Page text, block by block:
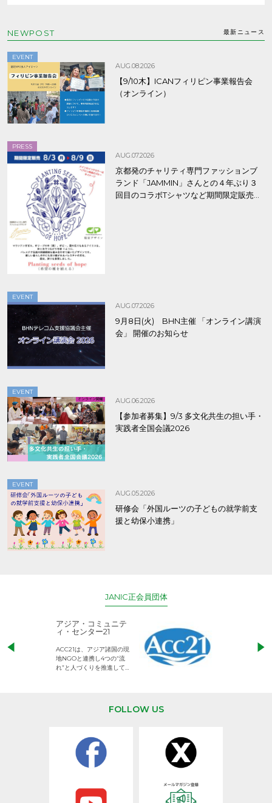
NEWPOST 最新ニュース
EVENT
AUG.08.2026
【9/10木】ICANフィリピン事業報告会
（オンライン）
PRESS
AUG.07.2026
京都発のチャリティ専門ファッションブ
ランド「JAMMIN」さんとの４年ぶり３
回目のコラボTシャツなど期間限定販売、
EVENT
AUG.07.2026
9月8日(火) BHN主催 「オンライン講演
会」 開催のお知らせ
EVENT
AUG.06.2026
【参加者募集】9/3 多文化共生の担い手・
実践者全国会議2026
EVENT
AUG.05.2026
研修会「外国ルーツの子どもの就学前支
援と幼保小連携」
JANIC正会員団体
アジア・コミュニテ
ィ・センター21
ACC21は、アジア諸国の現
地NGOと連携し4つの“流
れ”と人づくりを推進してい
児童労働のない
権利が守られた
FOLLOW US